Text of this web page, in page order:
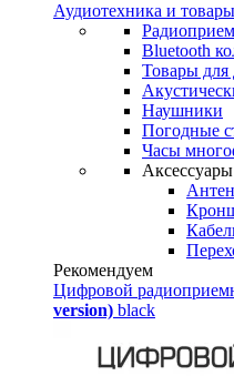
Аудиотехника и
Bluetooth
Товары для
Наушники
Погодные
Часы
Рекомендуем
Цифровой
version) black